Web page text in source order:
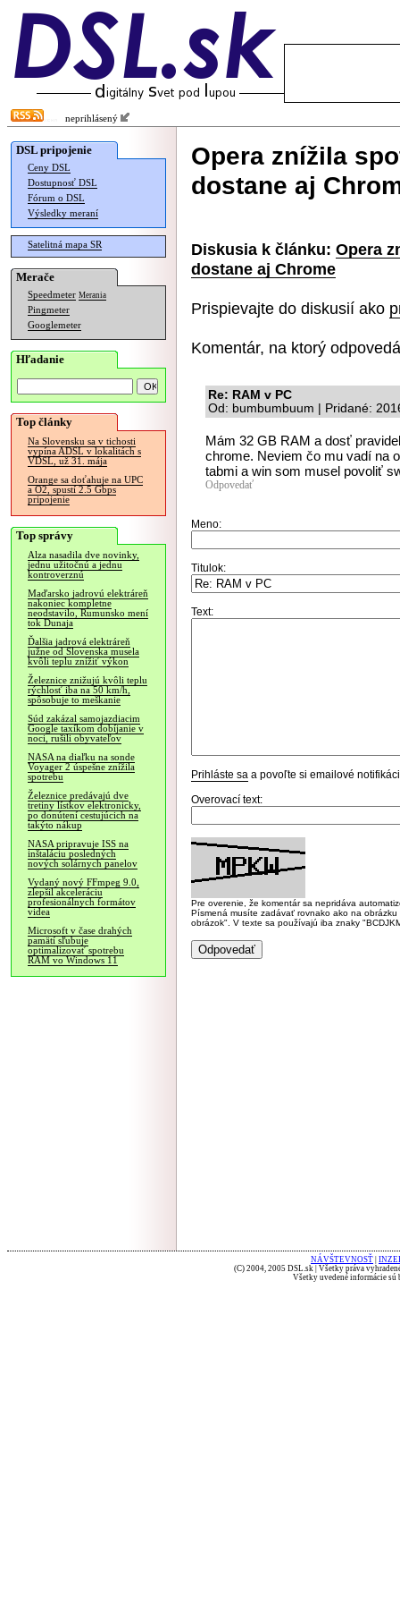
neprihlásený
DSL pripojenie
Ceny DSL
Dostupnosť DSL
Fórum o DSL
Výsledky meraní
Satelitná mapa SR
Merače
Speedmeter Merania
Pingmeter
Googlemeter
Hľadanie
Top články
Na Slovensku sa v tichosti
vypína ADSL v lokalitách s
VDSL, už 31. mája
Orange sa doťahuje na UPC
a O2, spustí 2.5 Gbps
pripojenie
Top správy
Alza nasadila dve novinky,
jednu užitočnú a jednu
kontroverznú
Maďarsko jadrovú elektráreň
nakoniec kompletne
neodstavilo, Rumunsko mení
tok Dunaja
Ďalšia jadrová elektráreň
južne od Slovenska musela
kvôli teplu znížiť výkon
Železnice znižujú kvôli teplu
rýchlosť iba na 50 km/h,
spôsobuje to meškanie
Súd zakázal samojazdiacim
Google taxíkom dobíjanie v
noci, rušili obyvateľov
NASA na diaľku na sonde
Voyager 2 úspešne znížila
spotrebu
Železnice predávajú dve
tretiny lístkov elektronicky,
po donútení cestujúcich na
takýto nákup
NASA pripravuje ISS na
inštaláciu posledných
nových solárnych panelov
Vydaný nový FFmpeg 9.0,
zlepšil akceleráciu
profesionálnych formátov
videa
Microsoft v čase drahých
pamätí sľubuje
optimalizovať spotrebu
RAM vo Windows 11
Opera znížila
dostane aj
Diskusia k článku: Opera
dostane aj Chrome
Prispievajte do diskusií ako
Komentár, na ktorý
Re: RAM v PC
Od: bumbumbuum | Pridané:
Mám 32 GB RAM a dosť
chrome. Neviem čo mu vadí na
tabmi a win som musel povoliť
Odpovedať
Meno:
Titulok:
Text:
Prihláste sa a povoľte si emailové
Overovací text:
Pre overenie, že komentár sa nepridáva
Písmená musíte zadávať rovnako ako na
obrázok". V texte sa používajú iba znaky
NÁVŠTEVNOSŤ
(C) 2004, 2005 DSL.sk | Všetky práva
Všetky uvedené informácie sú